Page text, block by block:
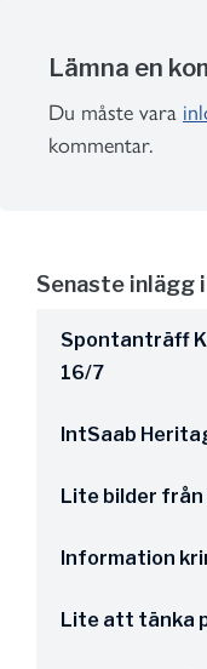
Lämna en
Du måste vara
kommentar.
Senaste inlägg
Spontanträff
16/7
IntSaab
Lite bilder
Information
Lite att tänka